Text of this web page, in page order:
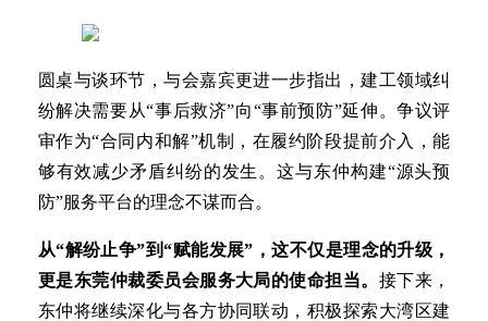
圆桌与谈环节，与会嘉宾更进一步指出，建工领域纠
纷解决需要从“事后救济”向“事前预防”延伸。争议评
审作为“合同内和解”机制，在履约阶段提前介入，能
够有效减少矛盾纠纷的发生。这与东仲构建“源头预
防”服务平台的理念不谋而合。
从“解纷止争”到“赋能发展”，这不仅是理念的升级，
更是东莞仲裁委员会服务大局的使命担当。 接下来，
东仲将继续深化与各方协同联动，积极探索大湾区建